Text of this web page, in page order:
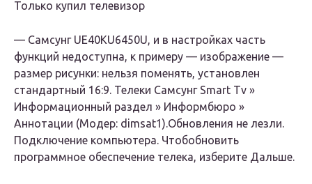
Только купил телевизор
— Самсунг UE40KU6450U, и в настройках часть
функций недоступна, к примеру — изображение —
размер рисунки: нельзя поменять, установлен
стандартный 16:9. Телеки Самсунг Smart Tv »
Информационный раздел » Информбюро »
Аннотации (Модер: dimsat1).Обновления не лезли.
Подключение компьютера. Чтобобновить
программное обеспечение телека, изберите Дальше.